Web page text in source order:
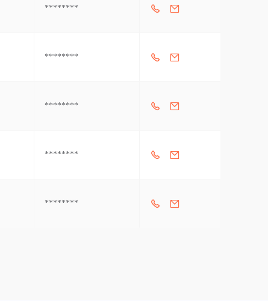
********
********
********
********
********